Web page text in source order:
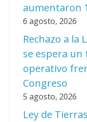
aumentaron
6 agosto, 2026
Rechazo a la
se espera
operativo
Congreso
5 agosto, 2026
Ley de